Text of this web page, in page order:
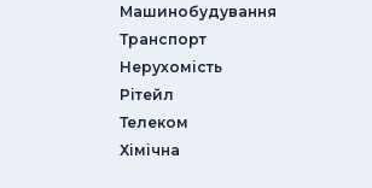
Машинобудування
Транспорт
Нерухомість
Рітейл
Телеком
Хімічна